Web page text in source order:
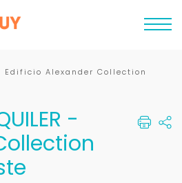
Edificio Alexander Collection
-